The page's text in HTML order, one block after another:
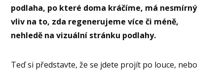
podlaha, po které doma kráčíme, má nesmírný
vliv na to, zda regenerujeme více či méně,
nehledě na vizuální stránku podlahy.
Teď si představte, že se jdete projít po louce, nebo